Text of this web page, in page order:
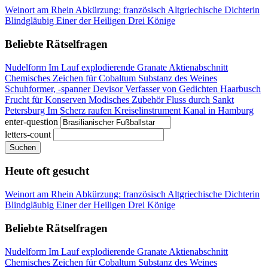
Weinort am Rhein Abkürzung: französisch Altgriechische Dichterin
Blindgläubig Einer der Heiligen Drei Könige
Beliebte Rätselfragen
Nudelform Im Lauf explodierende Granate Aktienabschnitt
Chemisches Zeichen für Cobaltum Substanz des Weines
Schuhformer, -spannerDevisorVerfasser von Gedichten Haarbusch
Frucht für Konserven Modisches ZubehörFluss durch Sankt
Petersburg Im Scherz raufen Kreiselinstrument Kanal in Hamburg
enter-question
letters-count
Suchen
Heute oft gesucht
Weinort am Rhein Abkürzung: französisch Altgriechische Dichterin
Blindgläubig Einer der Heiligen Drei Könige
Beliebte Rätselfragen
Nudelform Im Lauf explodierende Granate Aktienabschnitt
Chemisches Zeichen für Cobaltum Substanz des Weines